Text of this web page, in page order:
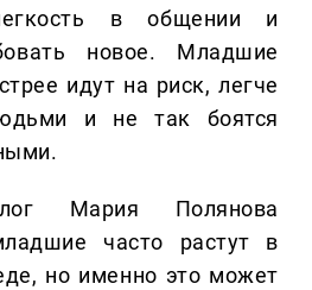
в общении и
новое. Младшие
идут на риск, легче
и не так боятся
Мария Полянова
часто растут в
но именно это может